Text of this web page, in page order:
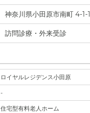
神奈川県小田原市南町 4-1-1
訪問診療・外来受診
ロイヤルレジデンス小田原
-
住宅型有料老人ホーム